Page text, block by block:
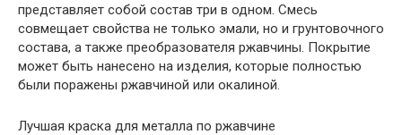
представляет собой состав три в одном. Смесь
совмещает свойства не только эмали, но и грунтовочного
состава, а также преобразователя ржавчины. Покрытие
может быть нанесено на изделия, которые полностью
были поражены ржавчиной или окалиной.
Лучшая краска для металла по ржавчине